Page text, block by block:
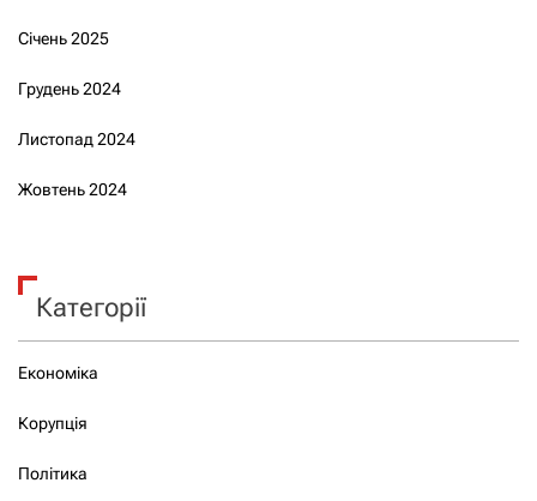
Січень 2025
Грудень 2024
Листопад 2024
Жовтень 2024
Категорії
Економіка
Корупція
Політика